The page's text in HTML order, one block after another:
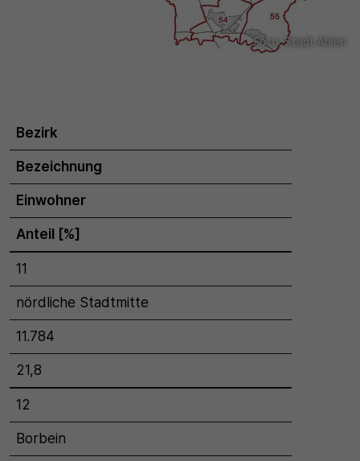
Foto: Stadt Ahlen
Bezirk
Bezeichnung
Einwohner
Anteil [%]
11
nördliche Stadtmitte
11.784
21,8
12
Borbein
SgCookieOptin.lastPreferences
Einstellungen, falls der Webseiten-Betreiber dies
eingestellt hat.
Wird für statistische Zwecke verwendet, um Details
wie die eindeutige Besucher-ID zu speichern.
Name
_pk_ses\..*$
Anbieter
Matomo
Laufzeit
30 Minuten